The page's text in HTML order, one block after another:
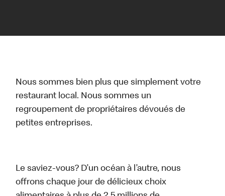
Nous sommes bien plus que simplement votre
restaurant local. Nous sommes un
regroupement de propriétaires dévoués de
petites entreprises.
Le saviez-vous? D’un océan à l’autre, nous
offrons chaque jour de délicieux choix